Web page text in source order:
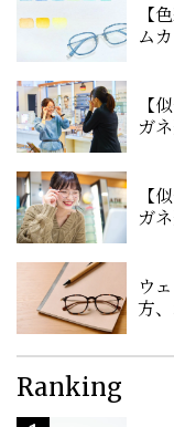
【
ム
【
ガ
【
ガ
ウ
方
Ranking